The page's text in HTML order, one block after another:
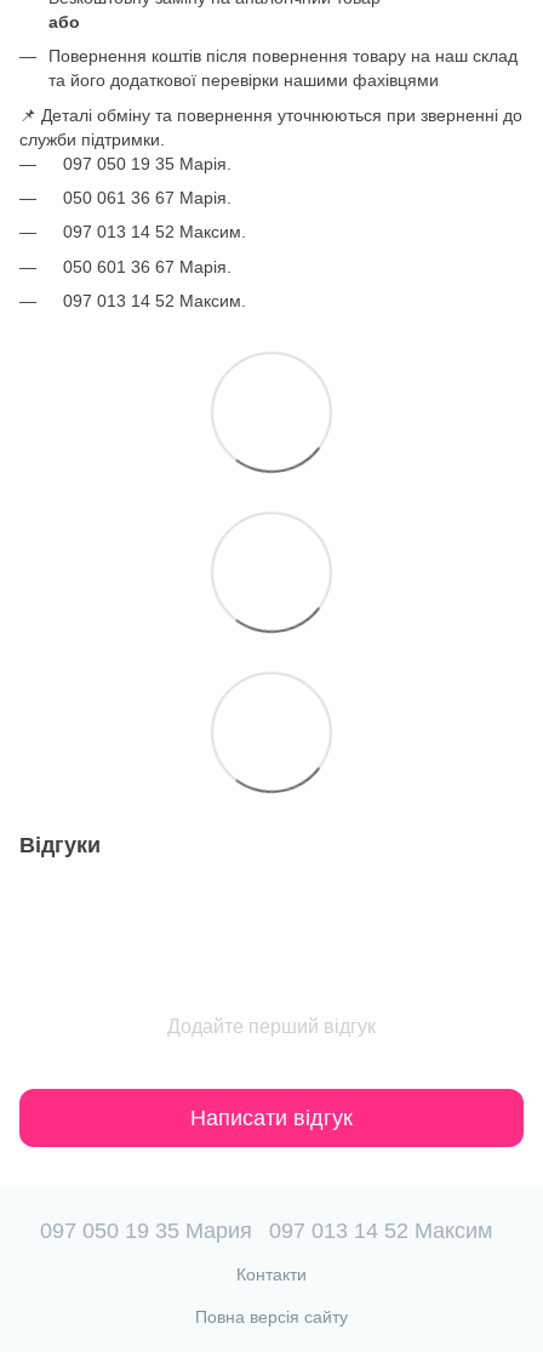
або
Повернення коштів після повернення товару на наш склад
та його додаткової перевірки нашими фахівцями
📌 Деталі обміну та повернення уточнюються при зверненні до
служби підтримки.
097 050 19 35 Марія.
050 061 36 67 Марія.
097 013 14 52 Максим.
050 601 36 67 Марія.
097 013 14 52 Максим.
Відгуки
Додайте перший відгук
Написати відгук
097 050 19 35 Мария 097 013 14 52 Максим
Контакти
Повна версія сайту